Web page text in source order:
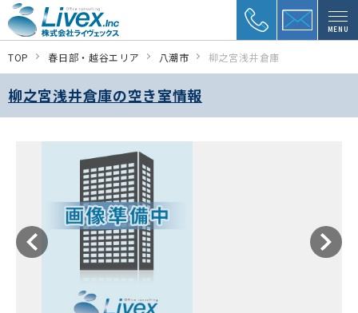
MENU
TOP 春日部・越谷エリア 八潮市 柳之宮浅井倉庫
柳之宮浅井倉庫の空き室情報